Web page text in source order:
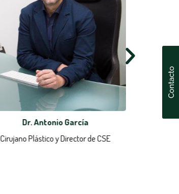
Contacto
Dr. Antonio García
Cirujano Plástico y Director de CSE